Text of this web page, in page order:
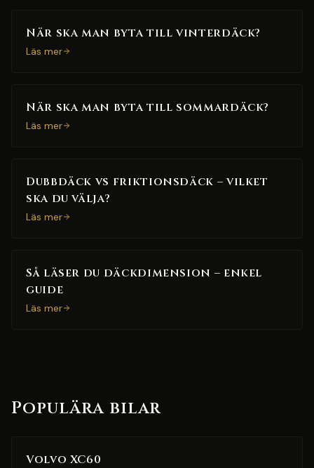
När ska man byta till vinterdäck?
Läs mer
När ska man byta till sommardäck?
Läs mer
Dubbdäck vs friktionsdäck – vilket
ska du välja?
Läs mer
Så läser du däckdimension – enkel
guide
Läs mer
Populära bilar
Volvo XC60